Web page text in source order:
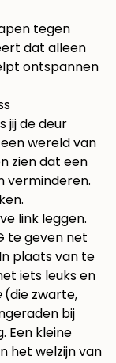
tegen
dat alleen
ontspannen
jij de deur
wereld van
zien dat een
verminderen.
link leggen.
te geven net
plaats van te
iets leuks en
(die zwarte,
bij
Een kleine
het welzijn van